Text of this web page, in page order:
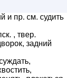
и пр. см. судить
, твер.
задний